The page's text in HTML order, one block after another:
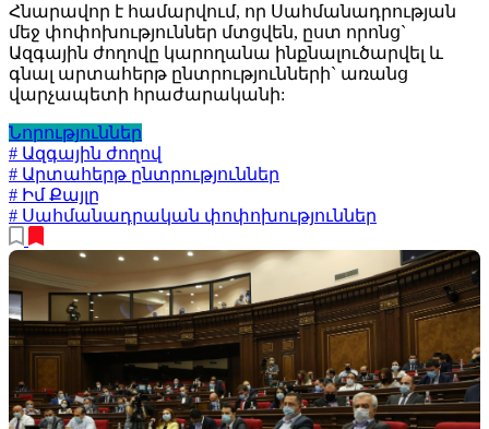
Հնարավոր է համարվում, որ Սահմանադրության
մեջ փոփոխություններ մտցվեն, ըստ որոնց`
Ազգային ժողովը կարողանա ինքնալուծարվել և
գնալ արտահերթ ընտրությունների` առանց
վարչապետի հրաժարականի:
Նորություններ
# Ազգային ժողով
# Արտահերթ ընտրություններ
# Իմ Քայլը
# Սահմանադրական փոփոխություններ